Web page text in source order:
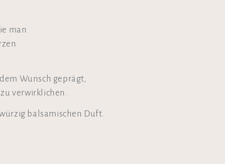
man
Wunsch geprägt,
verwirklichen.
balsamischen Duft.